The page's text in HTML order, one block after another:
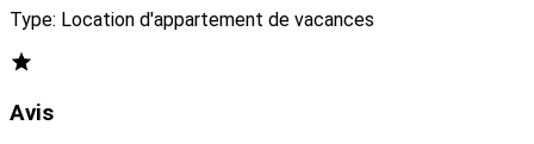
Type: Location d'appartement de vacances
Avis